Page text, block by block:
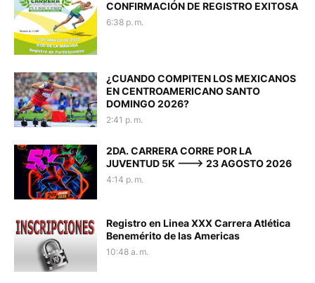
CONFIRMACIÓN DE REGISTRO EXITOSA
6:38 p. m.
¿CUANDO COMPITEN LOS MEXICANOS
EN CENTROAMERICANO SANTO
DOMINGO 2026?
2:41 p. m.
2DA. CARRERA CORRE POR LA
JUVENTUD 5K ---> 23 AGOSTO 2026
4:14 p. m.
Registro en Linea XXX Carrera Atlética
Benemérito de las Americas
10:48 a. m.